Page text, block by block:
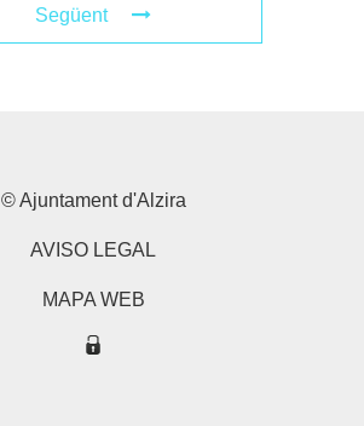
Següent
© Ajuntament d'Alzira
AVISO LEGAL
MAPA WEB